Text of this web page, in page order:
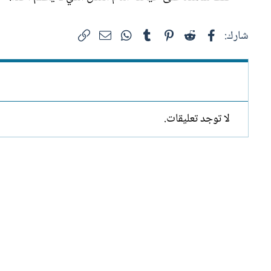
شارك: فيسبوكReddit
Pinterest
Tumblr
WhatsAppالبريد الإلكتروني
لا توجد تعليقات.